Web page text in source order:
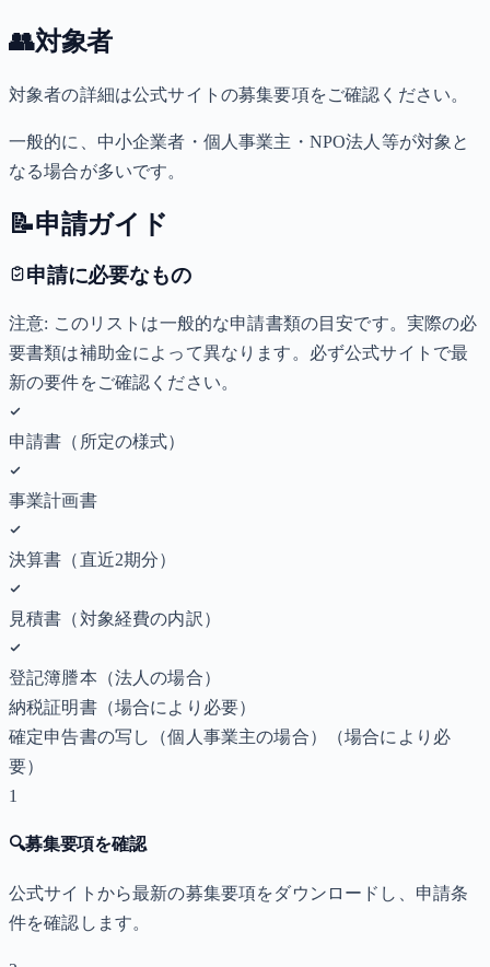
👥対象者
対象者の詳細は公式サイトの募集要項をご確認ください。
一般的に、中小企業者・個人事業主・NPO法人等が対象と
なる場合が多いです。
📝申請ガイド
申請に必要なもの
注意: このリストは一般的な申請書類の目安です。実際の必
要書類は補助金によって異なります。必ず公式サイトで最
新の要件をご確認ください。
申請書（所定の様式）
事業計画書
決算書（直近2期分）
見積書（対象経費の内訳）
登記簿謄本（法人の場合）
納税証明書（場合により必要）
確定申告書の写し（個人事業主の場合）
（場合により必
要）
1
🔍募集要項を確認
公式サイトから最新の募集要項をダウンロードし、申請条
件を確認します。